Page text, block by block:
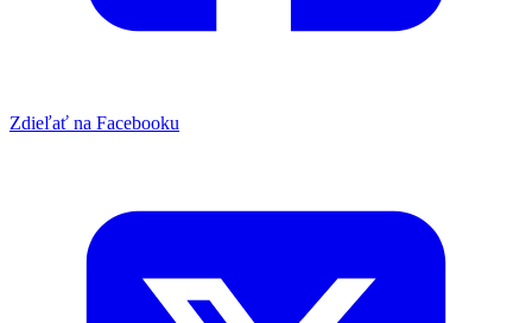
Zdieľať na Facebooku